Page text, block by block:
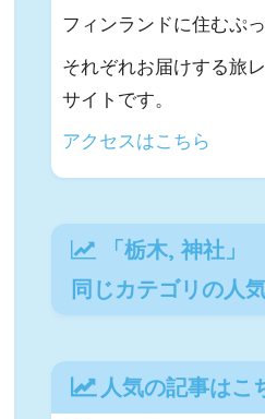
フィンランドに住むぷ
それぞれお届けする旅
サイトです。
アクセスはこちら
「栃木, 神社 」
同じカテゴリの人
人気の記事はこ